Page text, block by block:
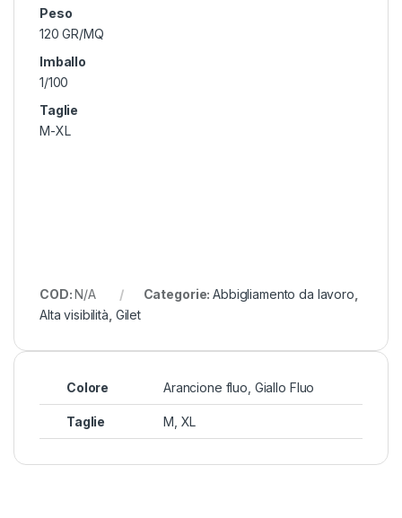
Peso
120 GR/MQ
Imballo
1/100
Taglie
M-XL
COD:N/A Categorie:Abbigliamento da lavoro
Alta visibilità Gilet
Colore Arancione fluo, Giallo Fluo
Taglie M, XL